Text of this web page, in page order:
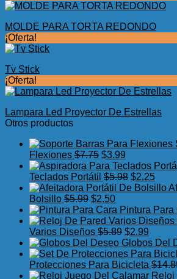
MOLDE PARA TORTA REDONDO
¡Oferta!
Tv Stick
¡Oferta!
Lampara Led Proyector De Estrellas
Otros productos
Flexiones $7.75 El
precio
original
era:
$7.75.
$3.99
precio
actual
es:
Teclados Portátil $5.98 El
precio
era:
$5.98.
$2.25El
es:
Bolsillo $5.99 El
precio
original
era:
$5.99.
$2.50El
precio
actual
es:
$2.50.
Pintura Para
Varios Diseños $5.89 El
precio
original
era:
$5.89.
$2.99
precio
actual
es:
$2.99.
Globos Del
Protecciones Para Bicicleta $
Reloj